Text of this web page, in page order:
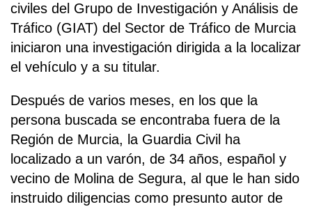
civiles del Grupo de Investigación y Análisis de
Tráfico (GIAT) del Sector de Tráfico de Murcia
iniciaron una investigación dirigida a la localizar
el vehículo y a su titular.
Después de varios meses, en los que la
persona buscada se encontraba fuera de la
Región de Murcia, la Guardia Civil ha
localizado a un varón, de 34 años, español y
vecino de Molina de Segura, al que le han sido
instruido diligencias como presunto autor de